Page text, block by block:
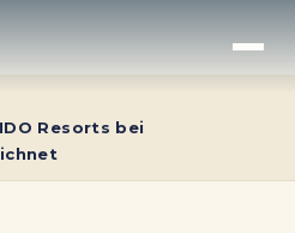
Resorts bei